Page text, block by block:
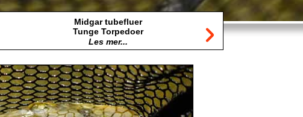
Midgar tubefluer
Tunge Torpedoer
Les mer...